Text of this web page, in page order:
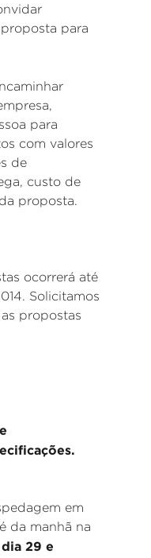
para
para
com valores
de
custo de
proposta.
ocorrerá até
Solicitamos
propostas
em
da manhã na
29 e